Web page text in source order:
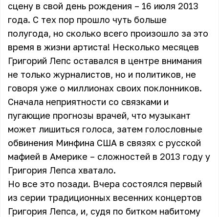
сцену в свой день рождения – 16 июля 2013
года. С тех пор прошло чуть больше
полугода, но сколько всего произошло за это
время в жизни артиста! Несколько месяцев
Григорий Лепс оставался в центре внимания
не только журналистов, но и политиков, не
говоря уже о миллионах своих поклонников.
Сначала неприятности со связками и
пугающие прогнозы врачей, что музыкант
может лишиться голоса, затем голословные
обвинения Минфина США в связях с русской
мафией в Америке – сложностей в 2013 году у
Григория Лепса хватало.
Но все это позади. Вчера состоялся первый
из серии традиционных весенних концертов
Григория Лепса, и, судя по битком набитому